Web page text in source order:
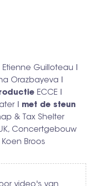
Guilloteau ǀ
Orazbayeva ǀ
ECCE ǀ
ǀ met de steun
& Tax Shelter
Concertgebouw
Broos
video's van